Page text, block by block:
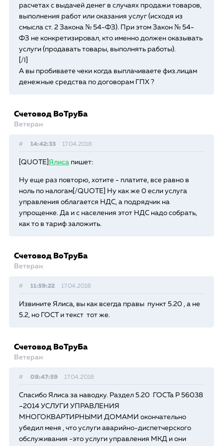
расчетах с выдачей денег в случаях продажи товаров,
выполнения работ или оказания услуг (исходя из
смысла ст. 2 Закона № 54-ФЗ). При этом Закон № 54-
ФЗ не конкретизировал, кто именно должен оказывать
услуги (продавать товары, выполнять работы).
[/I]
А вы пробиваете чеки когда выплачиваете физ.лицам
денежные средства по договорам ГПХ ?
Счетовод ВоТруБа
Ветеран
# 14:42:33 17.04.2018
[QUOTE] Ялисапишет:
Ну еще раз повторю, хотите - платите, все равно в
ноль по налогам[/QUOTE] Ну как же 0 если услуга
управления облагается НДС, а подрядчик на
упрощенке. Да и с населения этот НДС надо собрать,
как то в тариф заложить.
Счетовод ВоТруБа
Ветеран
# 11:59:22 17.04.2018
Извините Ялиса, вы как всегда правы пункт 5.20 , а не
5.2, но ГОСТ и текст тот же.
Счетовод ВоТруБа
Ветеран
# 08:47:59 17.04.2018
Спасибо Ялиса за наводку. Раздел 5.20 ГОСТа Р 56038
–2014 УСЛУГИ УПРАВЛЕНИЯ
МНОГОКВАРТИРНЫМИ ДОМАМИ окончательно
убедил меня , что услуги аварийно-диспетчерского
обслуживания -это услуги управления МКД и они